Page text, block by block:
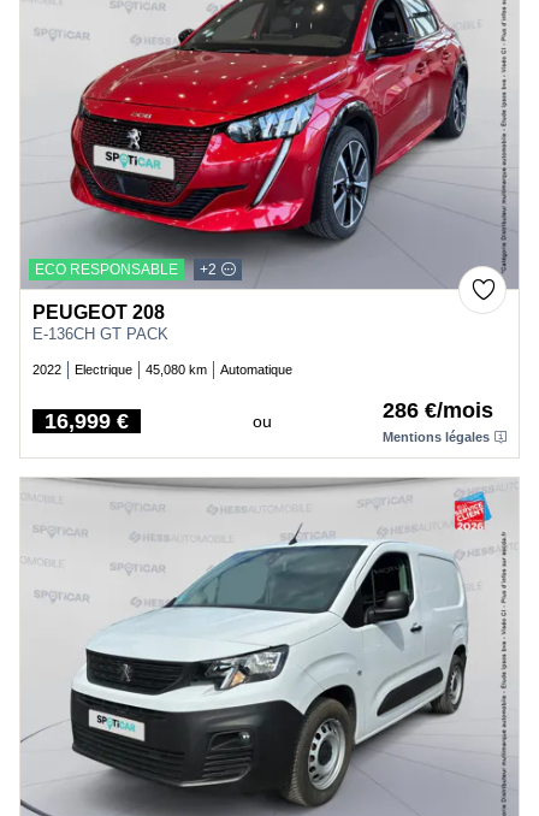
ECO RESPONSABLE +2
PEUGEOT 208
E-136CH GT PACK
2022 Electrique 45,080 km Automatique
Price
16,999 € ou 286 €/mois
Mentions légales